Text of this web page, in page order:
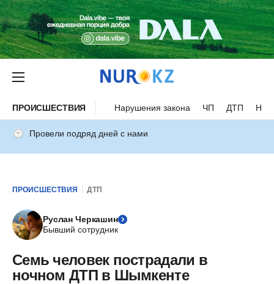
ПРОИСШЕСТВИЯ Нарушения закона ЧП ДТП
Провели подряд дней с нами
ПРОИСШЕСТВИЯ ДТП
Руслан Черкашин
Бывший сотрудник
Семь человек пострадали в
ночном ДТП в Шымкенте